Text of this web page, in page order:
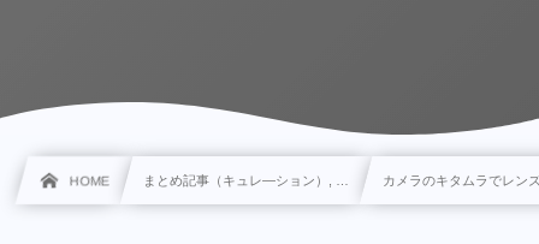
HOME まとめ記事（キュレ―ション）, … カメラのキタムラでレン